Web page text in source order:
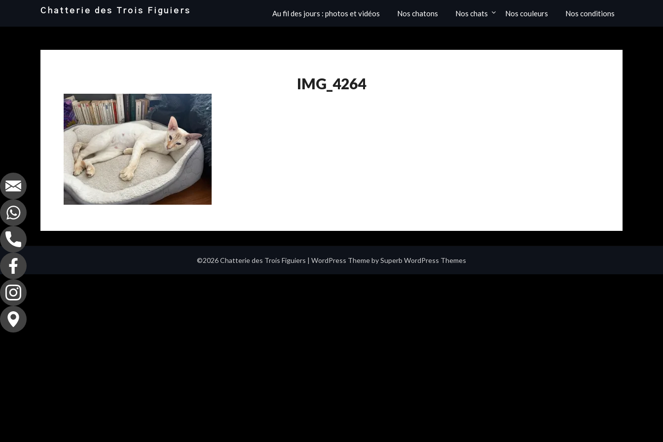
Chatterie des Trois Figuiers Au fil des jours : photos et vidéos Nos chatons Nos chats Nos couleurs Nos conditions
IMG_4264
©2026 Chatterie des Trois Figuiers | WordPress Theme bySuperb WordPress Themes